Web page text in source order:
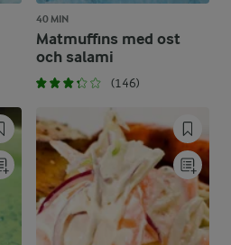
40 MIN
Matmuffins med ost
och salami
(146)